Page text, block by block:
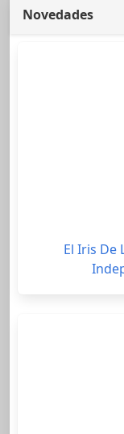
Novedades
El Iris De